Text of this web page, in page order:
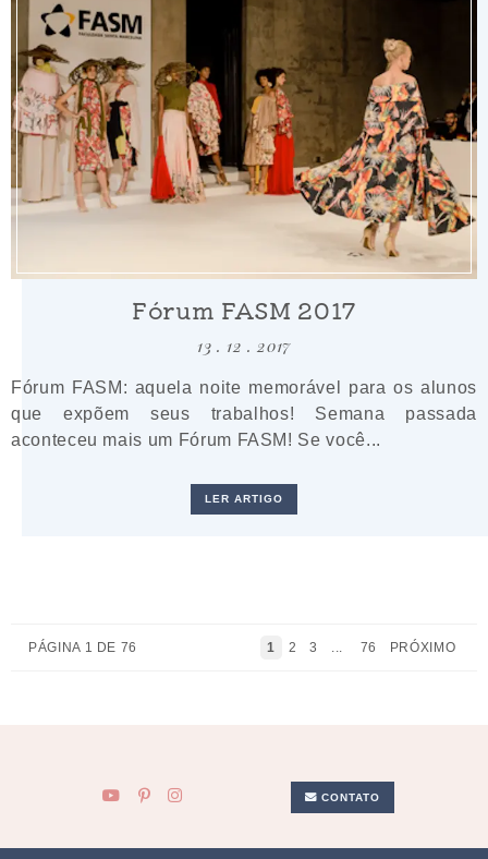
Fórum FASM 2017
13 . 12 . 2017
Fórum FASM: aquela noite memorável para os alunos
que expõem seus trabalhos! Semana passada
aconteceu mais um Fórum FASM! Se você...
LER ARTIGO
PÁGINA 1 DE 76 1 2 3 ... 76 PRÓXIMO
CONTATO